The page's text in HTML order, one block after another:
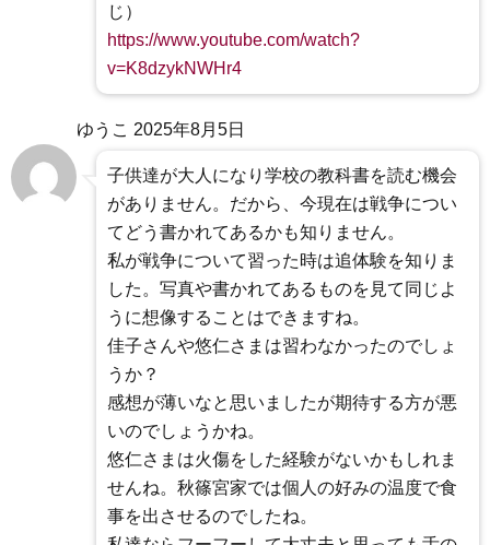
じ）
https://www.youtube.com/watch?
v=K8dzykNWHr4
ゆうこ 2025年8月5日
子供達が大人になり学校の教科書を読む機会
がありません。だから、今現在は戦争につい
てどう書かれてあるかも知りません。
私が戦争について習った時は追体験を知りま
した。写真や書かれてあるものを見て同じよ
うに想像することはできますね。
佳子さんや悠仁さまは習わなかったのでしょ
うか？
感想が薄いなと思いましたが期待する方が悪
いのでしょうかね。
悠仁さまは火傷をした経験がないかもしれま
せんね。秋篠宮家では個人の好みの温度で食
事を出させるのでしたね。